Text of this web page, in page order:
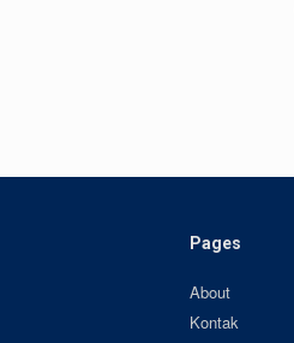
Pages
About
Kontak